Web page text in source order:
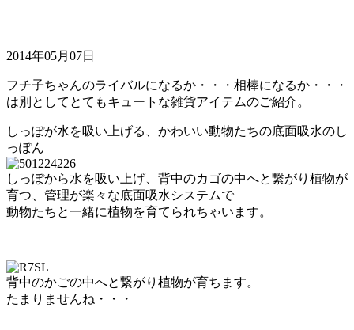
2014年05月07日
フチ子ちゃんのライバルになるか・・・相棒になるか・・・
は別としてとてもキュートな雑貨アイテムのご紹介。
しっぽが水を吸い上げる、かわいい動物たちの底面吸水のし
っぽん
しっぽから水を吸い上げ、背中のカゴの中へと繋がり植物が
育つ、管理が楽々な底面吸水システムで
動物たちと一緒に植物を育てられちゃいます。
背中のかごの中へと繋がり植物が育ちます。
たまりませんね・・・